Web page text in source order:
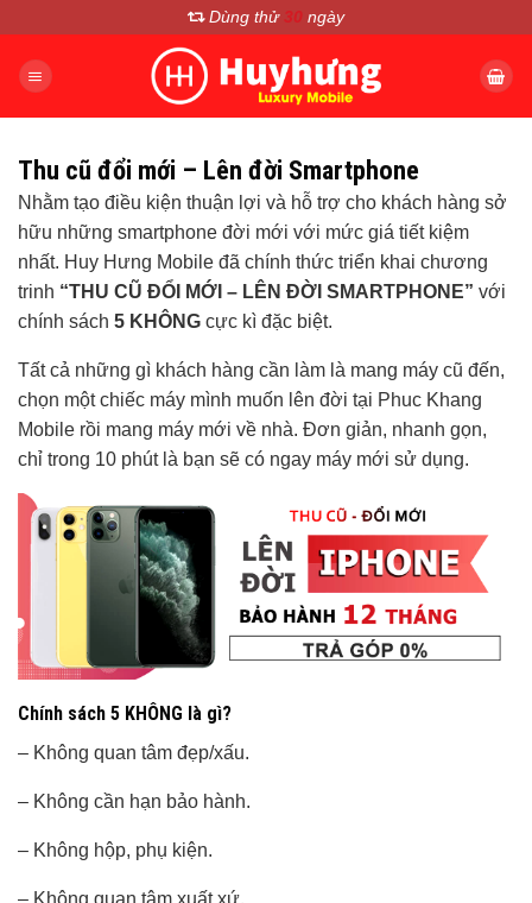
nội
Dùng thử 30 ngày
Thu cũ đổi mới – Lên đời Smartphone
Nhằm tạo điều kiện thuận lợi và hỗ trợ cho khách hàng sở
hữu những smartphone đời mới với mức giá tiết kiệm
nhất. Huy Hưng Mobile đã chính thức triển khai chương
trinh “THU CŨ ĐỔI MỚI – LÊN ĐỜI SMARTPHONE” với
chính sách 5 KHÔNG cực kì đặc biệt.
Tất cả những gì khách hàng cần làm là mang máy cũ đến,
chọn một chiếc máy mình muốn lên đời tại Phuc Khang
Mobile rồi mang máy mới về nhà. Đơn giản, nhanh gọn,
chỉ trong 10 phút là bạn sẽ có ngay máy mới sử dụng.
Chính sách 5 KHÔNG là gì?
– Không quan tâm đẹp/xấu.
– Không cần hạn bảo hành.
– Không hộp, phụ kiện.
– Không quan tâm xuất xứ.